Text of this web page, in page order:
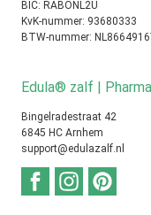
BIC: RABONL2U
KvK-nummer: 93680333
BTW-nummer:
Edula® zalf |
Bingelradestraat 42
6845 HC Arnhem
support@edulazalf.nl